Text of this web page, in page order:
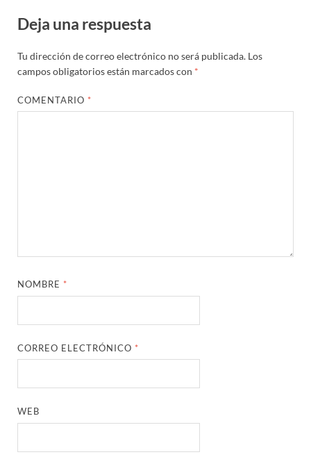
Deja una respuesta
Tu dirección de correo electrónico no será publicada. Los
campos obligatorios están marcados con *
COMENTARIO *
NOMBRE *
CORREO ELECTRÓNICO *
WEB